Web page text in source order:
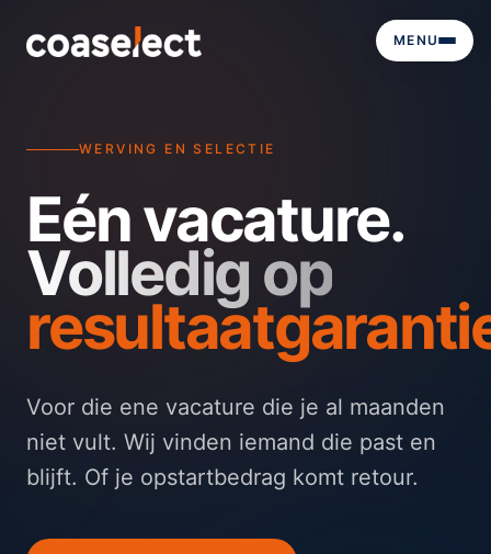
MENU
WERVING EN SELECTIE
Eén vacature.
Volledig op
Voor die ene vacature die je al maanden
niet vult. Wij vinden iemand die past en
blijft. Of je opstartbedrag komt retour.